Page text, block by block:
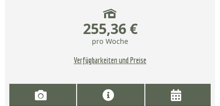
255,36 €
pro Woche
Verfügbarkeiten und Preise